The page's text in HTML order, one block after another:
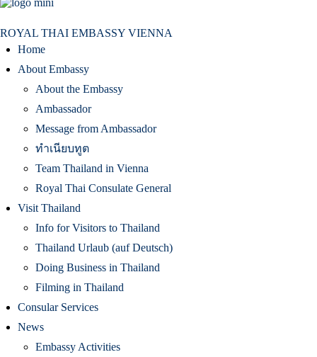
ROYAL THAI EMBASSY VIENNA
Home
About Embassy
About the Embassy
Ambassador
Message from Ambassador
ทำเนียบทูต
Team Thailand in Vienna
Royal Thai Consulate General
Visit Thailand
Info for Visitors to Thailand
Thailand Urlaub (auf Deutsch)
Doing Business in Thailand
Filming in Thailand
Consular Services
News
Embassy Activities